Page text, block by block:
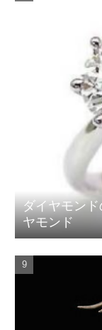
ダイヤモン
ヤモンド